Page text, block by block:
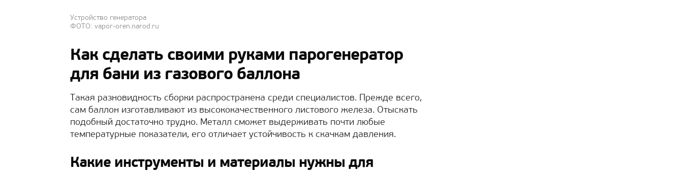
Устройство генератора
ФОТО: vapor-oren.narod.ru
Как сделать своими руками парогенератор
для бани из газового баллона
Такая разновидность сборки распространена среди специалистов. Прежде всего,
сам баллон изготавливают из высококачественного листового железа. Отыскать
подобный достаточно трудно. Металл сможет выдерживать почти любые
температурные показатели, его отличает устойчивость к скачкам давления.
Какие инструменты и материалы нужны для